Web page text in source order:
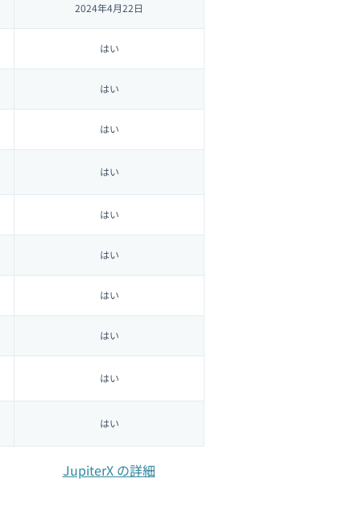
2024年4月22日
はい
はい
はい
はい
はい
はい
はい
はい
はい
はい
JupiterX の詳細